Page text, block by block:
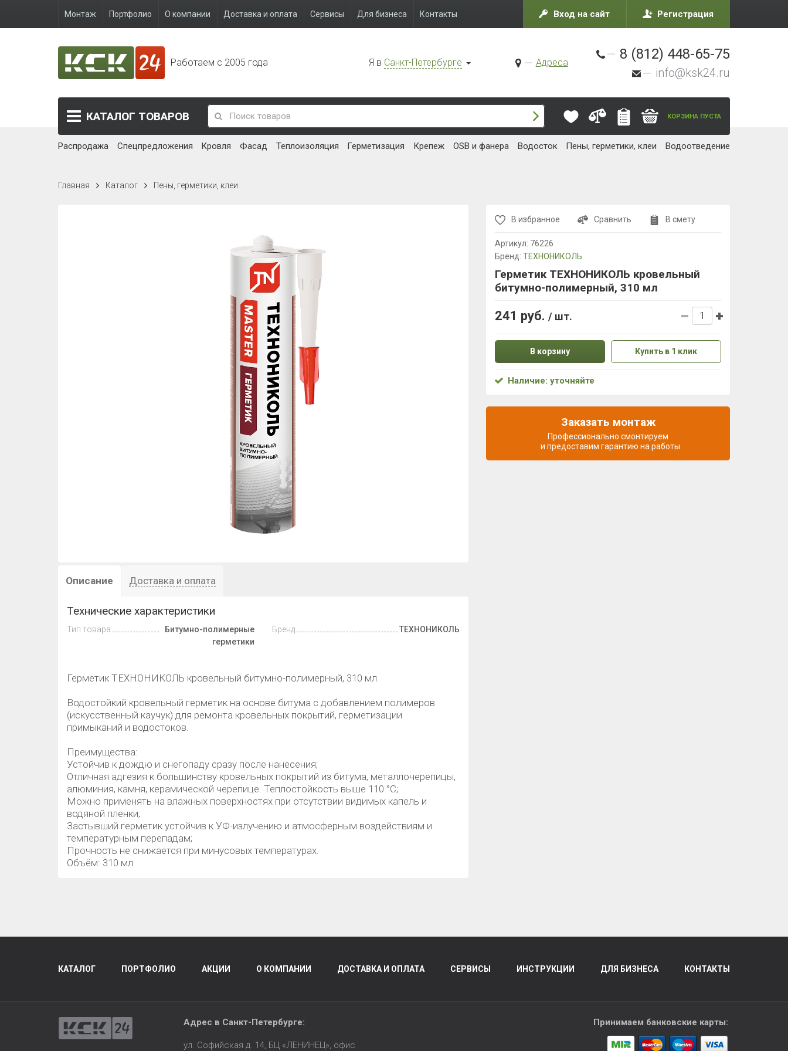
Монтаж Портфолио О компании Доставка и оплата Сервисы Для бизнеса Контакты Вход на сайт Регистрация
Работаем с 2005 года Я в Санкт-Петербурге Адреса
8 (812) 448-65-75
info@ksk24.ru
КАТАЛОГ ТОВАРОВ КОРЗИНА ПУСТА
Распродажа Спецпредложения Кровля Фасад Теплоизоляция Герметизация Крепеж OSB и фанера Водосток Пены, герметики, клеи Водоотведение
Главная Каталог Пены, герметики, клеи
Описание Доставка и оплата
Технические характеристики
Тип товара
Битумно-полимерные
герметики
Бренд ТЕХНОНИКОЛЬ
Герметик ТЕХНОНИКОЛЬ кровельный битумно-полимерный, 310 мл
Водостойкий кровельный герметик на основе битума с добавлением полимеров
(искусственный каучук) для ремонта кровельных покрытий, герметизации
примыканий и водостоков.
Преимущества:
Устойчив к дождю и снегопаду сразу после нанесения;
Отличная адгезия к большинству кровельных покрытий из битума, металлочерепицы,
алюминия, камня, керамической черепице. Теплостойкость выше 110 °С;
Можно применять на влажных поверхностях при отсутствии видимых капель и
водяной пленки;
Застывший герметик устойчив к УФ-излучению и атмосферным воздействиям и
температурным перепадам;
Прочность не снижается при минусовых температурах.
Объём: 310 мл
В избранное Сравнить В смету
Артикул: 76226
Бренд: ТЕХНОНИКОЛЬ
Герметик ТЕХНОНИКОЛЬ кровельный
битумно-полимерный, 310 мл
241 руб. / шт.
В корзину Купить в 1 клик
Наличие: уточняйте
Заказать монтаж
Профессионально смонтируем
и предоставим гарантию на работы
КАТАЛОГ ПОРТФОЛИО АКЦИИ О КОМПАНИИ ДОСТАВКА И ОПЛАТА СЕРВИСЫ ИНСТРУКЦИИ ДЛЯ БИЗНЕСА КОНТАКТЫ
Адрес в Санкт-Петербурге:
ул. Софийская д. 14, БЦ «ЛЕНИНЕЦ», офис
Принимаем банковские карты: